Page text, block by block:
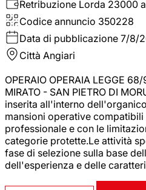
Retribuzione Lorda 23000
Codice annuncio 350228
Data di pubblicazione 7/8/
Città Angiari
OPERAIO OPERAIA LEGGE
MIRATO - SAN PIETRO DI
inserita all'interno
mansioni operative
professionale e con le
categorie protette.Le attività
fase di selezione sulla base
dell'esperienza e delle